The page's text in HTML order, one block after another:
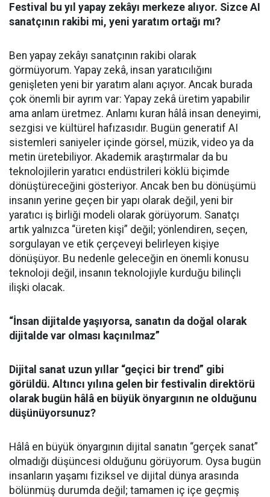
Festival bu yıl yapay zekâyı merkeze alıyor. Sizce AI
sanatçının rakibi mi, yeni yaratım ortağı mı?
Ben yapay zekâyı sanatçının rakibi olarak
görmüyorum. Yapay zekâ, insan yaratıcılığını
genişleten yeni bir yaratım alanı açıyor. Ancak burada
çok önemli bir ayrım var: Yapay zekâ üretim yapabilir
ama anlam üretmez. Anlamı kuran hâlâ insan deneyimi,
sezgisi ve kültürel hafızasıdır. Bugün generatif AI
sistemleri saniyeler içinde görsel, müzik, video ya da
metin üretebiliyor. Akademik araştırmalar da bu
teknolojilerin yaratıcı endüstrileri köklü biçimde
dönüştüreceğini gösteriyor. Ancak ben bu dönüşümü
insanın yerine geçen bir yapı olarak değil, yeni bir
yaratıcı iş birliği modeli olarak görüyorum. Sanatçı
artık yalnızca “üreten kişi” değil; yönlendiren, seçen,
sorgulayan ve etik çerçeveyi belirleyen kişiye
dönüşüyor. Bu nedenle geleceğin en önemli konusu
teknoloji değil, insanın teknolojiyle kurduğu bilinçli
ilişki olacak.
“İnsan dijitalde yaşıyorsa, sanatın da doğal olarak
dijitalde var olması kaçınılmaz”
Dijital sanat uzun yıllar “geçici bir trend” gibi
görüldü. Altıncı yılına gelen bir festivalin direktörü
olarak bugün hâlâ en büyük önyargının ne olduğunu
düşünüyorsunuz?
Hâlâ en büyük önyargının dijital sanatın “gerçek sanat”
olmadığı düşüncesi olduğunu görüyorum. Oysa bugün
insanların yaşamı fiziksel ve dijital dünya arasında
bölünmüş durumda değil; tamamen iç içe geçmiş